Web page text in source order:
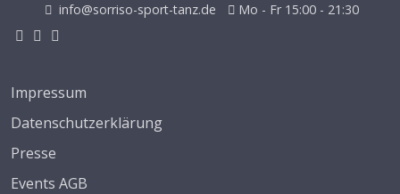
info@sorriso-sport-tanz.de
Mo - Fr 15:00 - 21:30
Impressum
Datenschutzerklärung
Presse
Events AGB